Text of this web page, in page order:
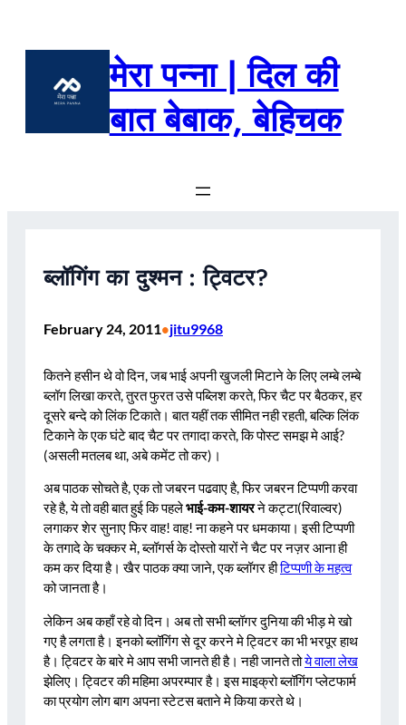
मेरा पन्ना | दिल की
बात बेबाक, बेहिचक
ब्लॉगिंग का दुश्मन : ट्विटर?
February 24, 2011•jitu9968
कितने हसीन थे वो दिन, जब भाई अपनी खुजली मिटाने के लिए लम्बे लम्बे
ब्लॉग लिखा करते, तुरत फुरत उसे पब्लिश करते, फिर चैट पर बैठकर, हर
दूसरे बन्दे को लिंक टिकाते। बात यहीं तक सीमित नही रहती, बल्कि लिंक
टिकाने के एक घंटे बाद चैट पर तगादा करते, कि पोस्ट समझ मे आई?
(असली मतलब था, अबे कमेंट तो कर)।
अब पाठक सोचते है, एक तो जबरन पढवाए है, फिर जबरन टिप्पणी करवा
रहे है, ये तो वही बात हुई कि पहलेभाई-कम-शायरने कट्टा(रिवाल्वर)
लगाकर शेर सुनाए फिर वाह! वाह! ना कहने पर धमकाया। इसी टिप्पणी
के तगादे के चक्कर मे, ब्लॉगर्स के दोस्तो यारों ने चैट पर नज़र आना ही
कम कर दिया है। खैर पाठक क्या जाने, एक ब्लॉगर हीटिप्पणी के महत्व
को जानता है।
लेकिन अब कहाँ रहे वो दिन। अब तो सभी ब्लॉगर दुनिया की भीड़ मे खो
गए है लगता है। इनको ब्लॉगिंग से दूर करने मे ट्विटर का भी भरपूर हाथ
है। ट्विटर के बारे मे आप सभी जानते ही है। नही जानते तोये वाला लेख
झेलिए। ट्विटर की महिमा अपरम्पार है। इस माइक्रो ब्लॉगिंग प्लेटफार्म
का प्रयोग लोग बाग अपना स्टेटस बताने मे किया करते थे।